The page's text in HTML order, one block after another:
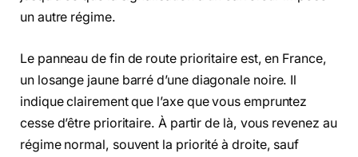
un autre régime.
Le panneau de fin de route prioritaire est, en France,
un losange jaune barré d’une diagonale noire. Il
indique clairement que l’axe que vous empruntez
cesse d’être prioritaire. À partir de là, vous revenez au
régime normal, souvent la priorité à droite, sauf